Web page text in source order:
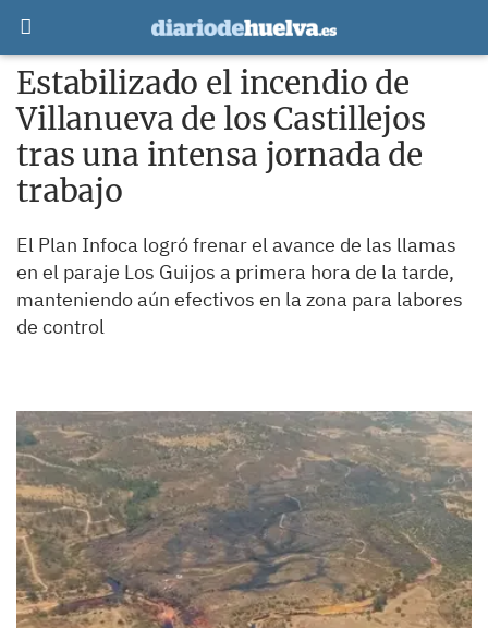
Estabilizado el incendio de
Villanueva de los Castillejos
tras una intensa jornada de
trabajo
El Plan Infoca logró frenar el avance de las llamas
en el paraje Los Guijos a primera hora de la tarde,
manteniendo aún efectivos en la zona para labores
de control